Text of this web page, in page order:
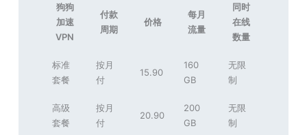
狗狗
加速
VPN
付款
周期
价格
每月
流量
同时
在线
数量
标准
套餐
按月
付
15.90
160
GB
无限
制
高级
套餐
按月
付
20.90
200
GB
无限
制